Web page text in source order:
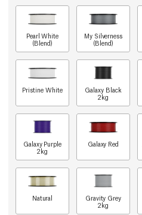
Pearl White
(Blend)
My Silverness
(Blend)
Pristine White
Galaxy Black
2kg
Galaxy Purple
2kg
Galaxy Red
Natural
Gravity Grey
2kg